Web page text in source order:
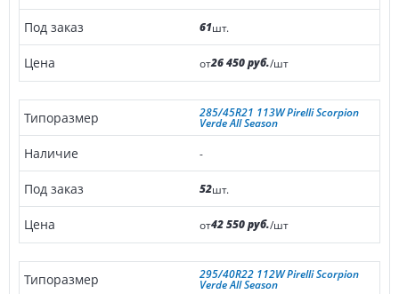
61шт.
от26 450 руб./шт
285/45R21 113W Pirelli Scorpion
Verde All Season
-
52шт.
от42 550 руб./шт
295/40R22 112W Pirelli Scorpion
Verde All Season